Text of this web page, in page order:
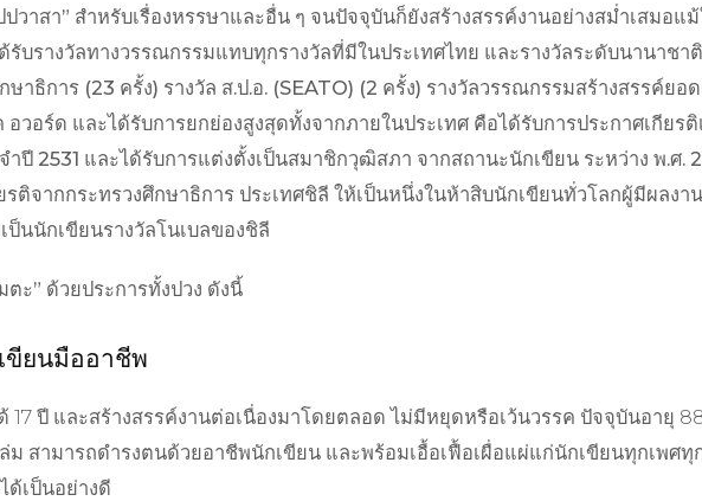
ปวาสา” สำหรับเรื่องหรรษาและอื่น ๆ จนปัจจุบันก็ยังสร้างสรรค์งานอย่างสม่ำเสมอแ
ด้รับรางวัลทางวรรณกรรมแทบทุกรางวัลที่มีในประเทศไทย และรางวัลระดับนานาช
ษาธิการ (23 ครั้ง) รางวัล ส.ป.อ. (SEATO) (2 ครั้ง) รางวัลวรรณกรรมสร้างสรรค์ยอ
อวอร์ด และได้รับการยกย่องสูงสุดทั้งจากภายในประเทศ คือได้รับการประกาศเกียร
ำปี 2531 และได้รับการแต่งตั้งเป็นสมาชิกวุฒิสภา จากสถานะนักเขียน ระหว่าง พ.ศ.
รติจากกระทรวงศึกษาธิการ ประเทศชิลี ให้เป็นหนึ่งในห้าสิบนักเขียนทั่วโลกผู้มีผลง
ป็นนักเขียนรางวัลโนเบลของชิลี
” ด้วยประการทั้งปวง ดังนี้
ขียนมืออาชีพ
ปี และสร้างสรรค์งานต่อเนื่องมาโดยตลอด ไม่มีหยุดหรือเว้นวรรค ปัจจุบันอายุ
ม สามารถดำรงตนด้วยอาชีพนักเขียน และพร้อมเอื้อเฟื้อเผื่อแผ่แก่นักเขียนทุกเพศ
ด้เป็นอย่างดี